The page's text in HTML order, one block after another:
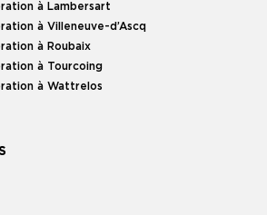
à Lambersart
à Villeneuve-d’Ascq
à Roubaix
à Tourcoing
à Wattrelos